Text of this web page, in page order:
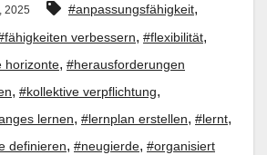
2025 #anpassungsfähigkeit,
verbessern, #flexibilität,
horizonte, #herausforderungen
, #kollektive verpflichtung,
lernen, #lernplan erstellen, #lernt,
definieren, #neugierde, #organisiert